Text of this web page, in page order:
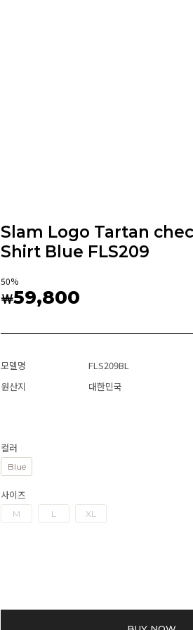
Slam Logo Tartan
Shirt Blue FLS209
50%
￦59,800
모델명
FLS209BL
원산지
대한민국
컬러
Blue
사이즈
M L XL